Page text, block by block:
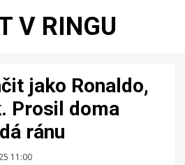
V RINGU
jako Ronaldo,
Prosil doma
ránu
11:00